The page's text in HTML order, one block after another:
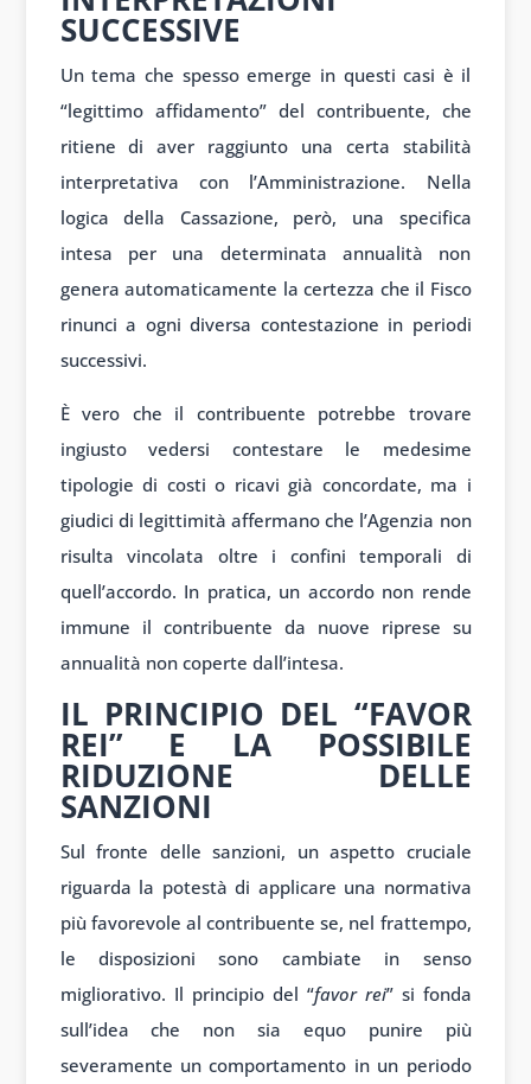
SUCCESSIVE
Un tema che spesso emerge in questi casi è il
“legittimo affidamento” del contribuente, che
ritiene di aver raggiunto una certa stabilità
interpretativa con l’Amministrazione. Nella
logica della Cassazione, però, una specifica
intesa per una determinata annualità non
genera automaticamente la certezza che il Fisco
rinunci a ogni diversa contestazione in periodi
successivi.
È vero che il contribuente potrebbe trovare
ingiusto vedersi contestare le medesime
tipologie di costi o ricavi già concordate, ma i
giudici di legittimità affermano che l’Agenzia non
risulta vincolata oltre i confini temporali di
quell’accordo. In pratica, un accordo non rende
immune il contribuente da nuove riprese su
annualità non coperte dall’intesa.
IL PRINCIPIO DEL “FAVOR
REI” E LA POSSIBILE
RIDUZIONE DELLE
SANZIONI
Sul fronte delle sanzioni, un aspetto cruciale
riguarda la potestà di applicare una normativa
più favorevole al contribuente se, nel frattempo,
le disposizioni sono cambiate in senso
migliorativo. Il principio del “favor rei” si fonda
sull’idea che non sia equo punire più
severamente un comportamento in un periodo